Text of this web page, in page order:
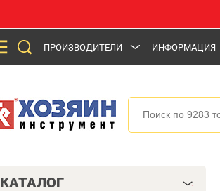
ПРОИЗВОДИТЕЛИ ИНФОРМАЦИЯ
КАТАЛОГ